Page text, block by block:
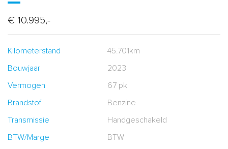
€ 10.995,-
Kilometerstand
45.701km
Bouwjaar
2023
Vermogen
67 pk
Brandstof
Benzine
Transmissie
Handgeschakeld
BTW/Marge
BTW